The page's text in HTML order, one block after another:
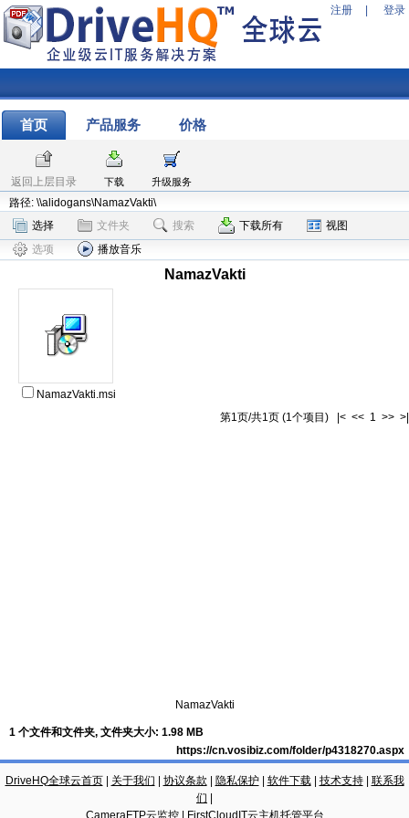
注册 登录
首页 产品服务 价格
返回上层目录 下载 升级服务
路径: \\alidogans\NamazVakti\
选择
文件夹 搜索 下载所有
视图
选项
播放音乐
NamazVakti
NamazVakti.msi
第1页/共1页 (1个项目) |< << 1 >> >|
NamazVakti
1 个文件和文件夹, 文件夹大小: 1.98 MB
https://cn.vosibiz.com/folder/p4318270.aspx
DriveHQ全球云首页| 关于我们 协议条款 隐私保护| 软件下载| 技术支持| 联系我
们
CameraFTP云监控| FirstCloudIT云主机托管平台